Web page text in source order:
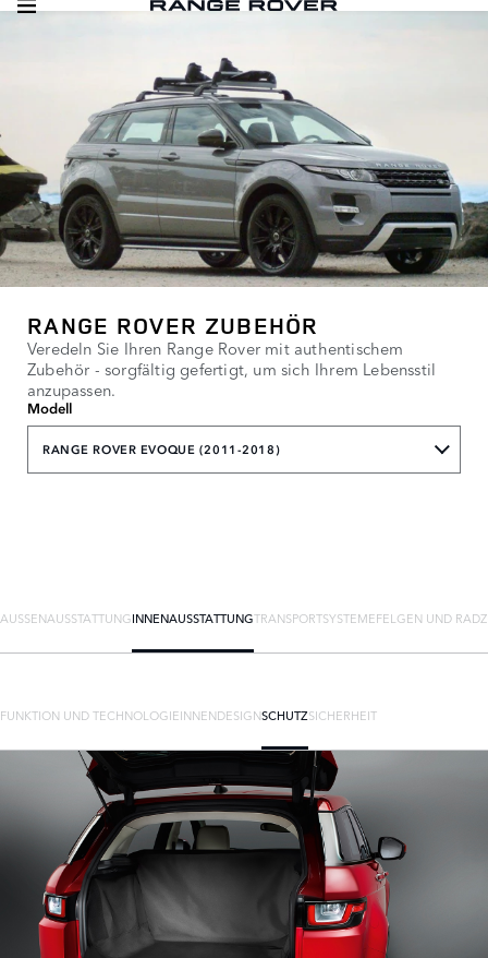
RANGE ROVER ZUBEHÖR
Veredeln Sie Ihren Range Rover mit authentischem
Zubehör - sorgfältig gefertigt, um sich Ihrem Lebensstil
anzupassen.
Modell
RANGE ROVER EVOQUE (2011-2018)
AUSSENAUSSTATTUNG INNENAUSSTATTUNGTRANSPORTSYSTEMEFELGEN UND
FUNKTION UND TECHNOLOGIEINNENDESIGNSCHUTZSICHERHEIT